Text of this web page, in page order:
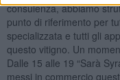
consulenza, abbiamo
punto di riferimento per
specializzata e tutti gli
questo vitigno. Un
Dalle 15 alle 19 “Sarà
messi in commercio